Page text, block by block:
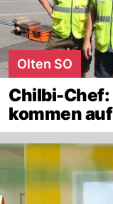
Olten SO
Chilbi-
kommen